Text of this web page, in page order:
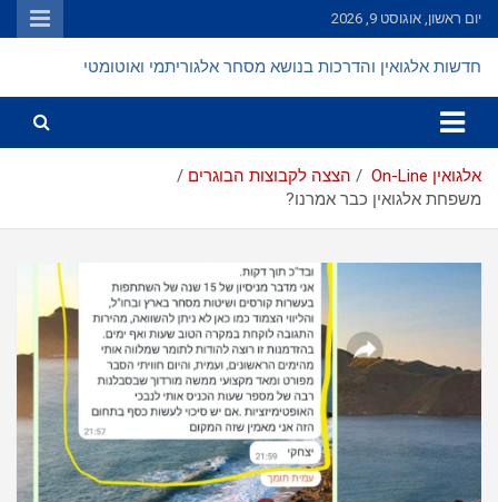
Skip
to
יום ראשון, אוגוסט 9, 2026
חדשות אלגואין והדרכות בנושא מסחר אלגוריתמי ואוטומטי
אלגואין On-Line
הצצה לקבוצות הבוגרים
משפחת אלגואין כבר אמרנו?